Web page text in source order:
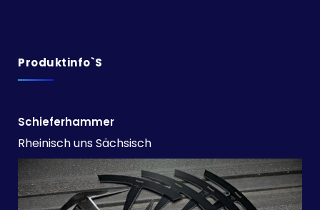
Produktinfo`s
Schieferhammer
Rheinisch uns Sächsisch